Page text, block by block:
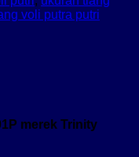
voli putra putri
merek Trinity